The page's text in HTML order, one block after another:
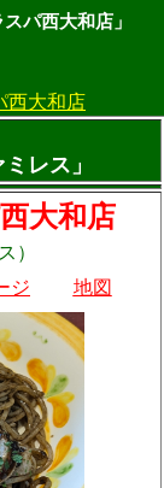
パ西大和店」
大和店
レス」
大和店
）
ジ 地図